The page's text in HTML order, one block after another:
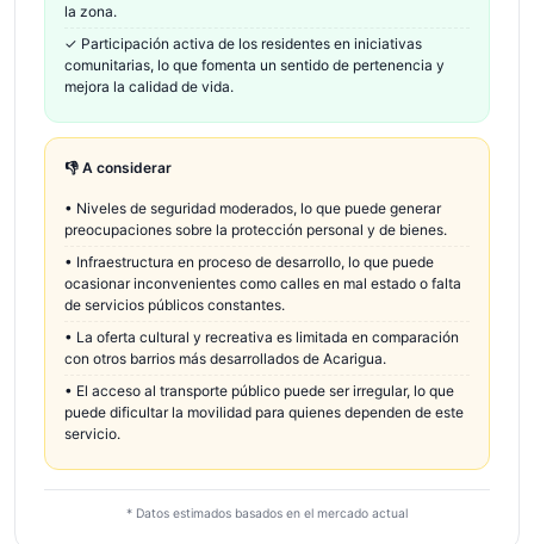
la zona.
✓ Participación activa de los residentes en iniciativas
comunitarias, lo que fomenta un sentido de pertenencia y
mejora la calidad de vida.
👎 A considerar
• Niveles de seguridad moderados, lo que puede generar
preocupaciones sobre la protección personal y de bienes.
• Infraestructura en proceso de desarrollo, lo que puede
ocasionar inconvenientes como calles en mal estado o falta
de servicios públicos constantes.
• La oferta cultural y recreativa es limitada en comparación
con otros barrios más desarrollados de Acarigua.
• El acceso al transporte público puede ser irregular, lo que
puede dificultar la movilidad para quienes dependen de este
servicio.
* Datos estimados basados en el mercado actual